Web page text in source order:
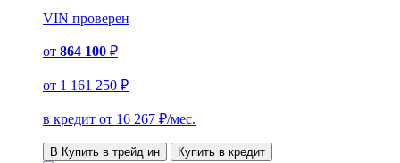
VIN проверен
от 864 100 ₽
от1 161 250 ₽
в кредит от 16 267 ₽/мес.
В Купить в трейд ин Купить в кредит